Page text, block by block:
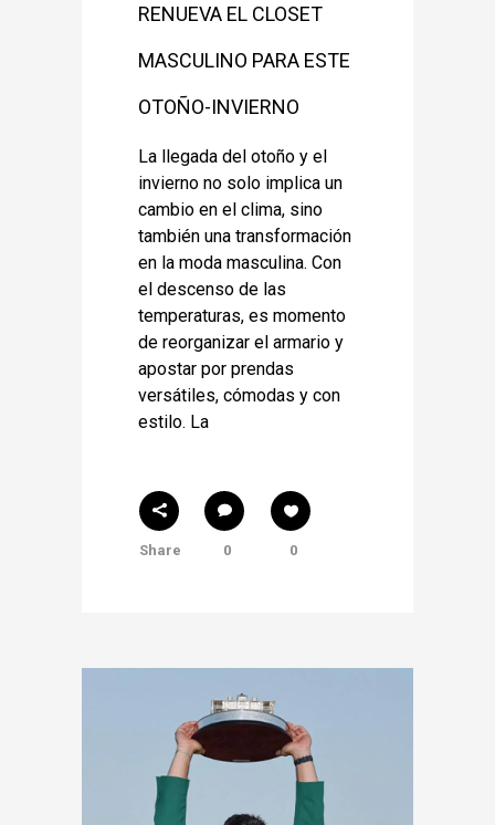
RENUEVA EL CLOSET
MASCULINO PARA ESTE
OTOÑO-INVIERNO
La llegada del otoño y el
invierno no solo implica un
cambio en el clima, sino
también una transformación
en la moda masculina. Con
el descenso de las
temperaturas, es momento
de reorganizar el armario y
apostar por prendas
versátiles, cómodas y con
estilo. La
Share 0 0